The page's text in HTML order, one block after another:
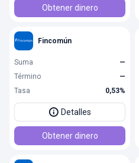
Obtener dinero
Fincomún
Suma
—
Término
—
Tasa
0,53%
Detalles
Obtener dinero